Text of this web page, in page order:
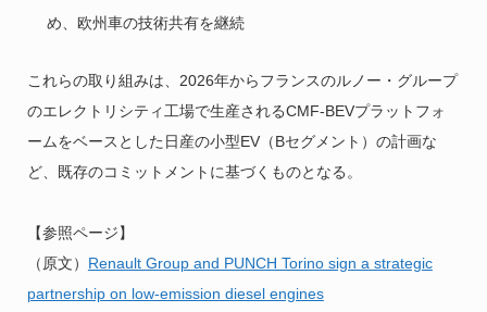
め、欧州車の技術共有を継続
これらの取り組みは、2026年からフランスのルノー・グループ
のエレクトリシティ工場で生産されるCMF-BEVプラットフォ
ームをベースとした日産の小型EV（Bセグメント）の計画な
ど、既存のコミットメントに基づくものとなる。
【参照ページ】
（原文） Renault Group and PUNCH Torino sign a strategic
partnership on low-emission diesel engines